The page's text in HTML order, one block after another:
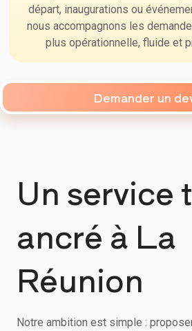
départ, inaugurations ou
nous accompagnons les
plus opérationnelle, fluide et
Demander un
Un service
ancré à La
Réunion
Notre ambition est simple :